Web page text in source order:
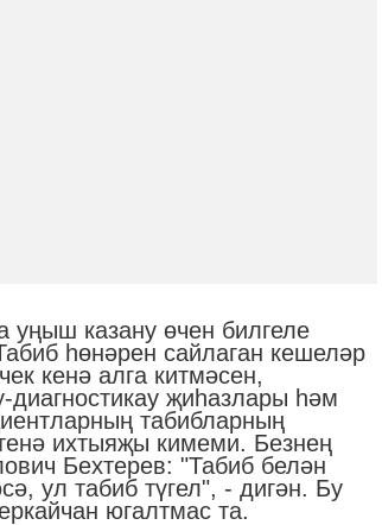
уңыш казану өчен билгеле
һөнәрен сайлаган кешеләр
кенә алга китмәсен,
җиһазлары һәм
табибларның
ихтыяҗы кимеми. Безнең
Бехтерев: "Табиб белән
ул табиб түгел", - дигән. Бу
югалтмас та.